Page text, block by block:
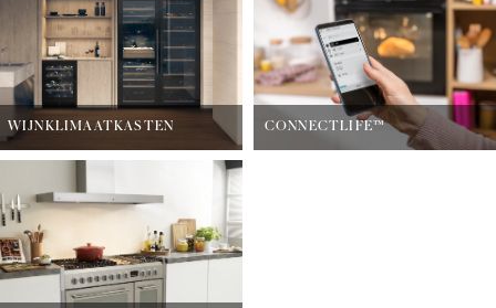
WIJNKLIMAATKASTEN CONNECTLIFE™